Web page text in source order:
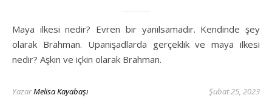
Maya ilkesi nedir? Evren bir yanılsamadır. Kendinde şey
olarak Brahman. Upanişadlarda gerçeklik ve maya ilkesi
nedir? Aşkın ve içkin olarak Brahman.
YazarMelisa Kayabaşı Şubat 25, 2023